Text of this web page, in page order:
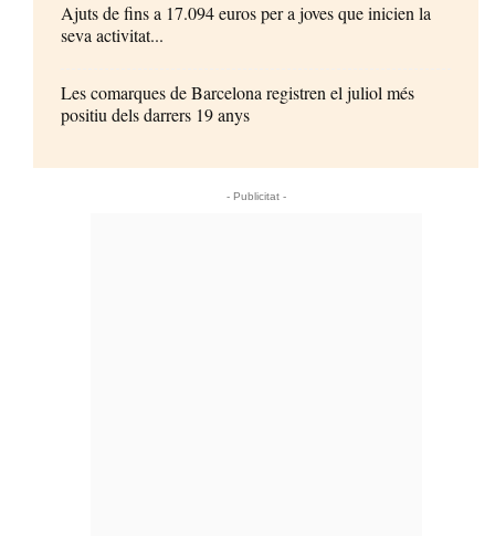
Ajuts de fins a 17.094 euros per a joves que inicien la
seva activitat...
Les comarques de Barcelona registren el juliol més
positiu dels darrers 19 anys
- Publicitat -